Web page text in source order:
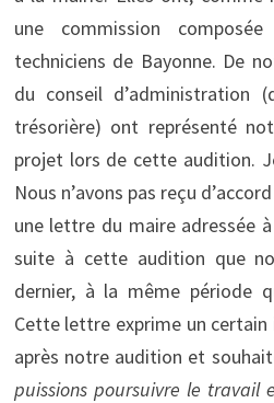
une commission
techniciens de Bayonne. De
du conseil d’administration
trésorière) ont représenté
projet lors de cette audition.
Nous n’avons pas reçu
une lettre du maire adressée
suite à cette audition que
dernier, à la même période
Cette lettre exprime un
après notre audition et
puissions poursuivre le travail